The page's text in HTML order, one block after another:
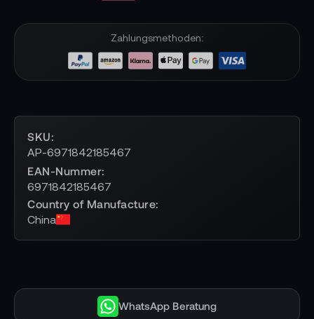
Zahlungsmethoden:
SKU
AP-6971842185467
EAN-Nummer
6971842185467
Country of Manufacture
China
WhatsApp Beratung